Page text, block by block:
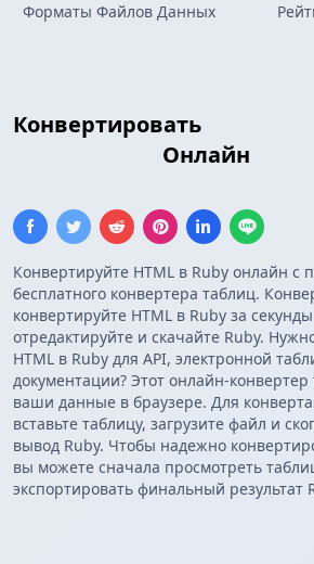
Конвертировать
Онлайн
Конвертируйте HTML в Ruby онлайн
бесплатного конвертера таблиц.
конвертируйте HTML в Ruby за
отредактируйте и скачайте Ruby.
HTML в Ruby для API, электронной
документации? Этот онлайн-
ваши данные в браузере. Для
вставьте таблицу, загрузите файл и
вывод Ruby. Чтобы надежно
вы можете сначала просмотреть
экспортировать финальный результат
Форматы Файлов Данных